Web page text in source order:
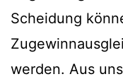
Scheidung
werden. Aus